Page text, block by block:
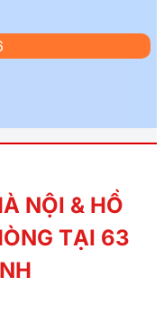
NỘI & HỒ
TẠI 63